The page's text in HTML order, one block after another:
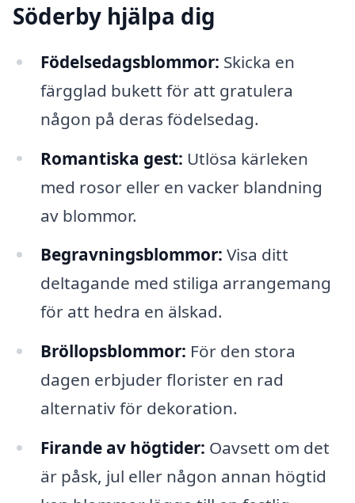
Söderby hjälpa dig
Födelsedagsblommor: Skicka en
färgglad bukett för att gratulera
någon på deras födelsedag.
Romantiska gest: Utlösa kärleken
med rosor eller en vacker blandning
av blommor.
Begravningsblommor: Visa ditt
deltagande med stiliga arrangemang
för att hedra en älskad.
Bröllopsblommor: För den stora
dagen erbjuder florister en rad
alternativ för dekoration.
Firande av högtider: Oavsett om det
är påsk, jul eller någon annan högtid